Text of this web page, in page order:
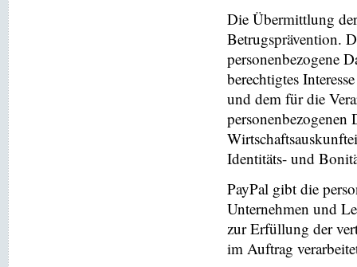
Die Übermittlung
Betrugsprävention.
personenbezogene
berechtigtes
und dem für die
personenbezogenen
Identitäts- und
PayPal gibt die
Unternehmen und
zur Erfüllung der
im Auftrag